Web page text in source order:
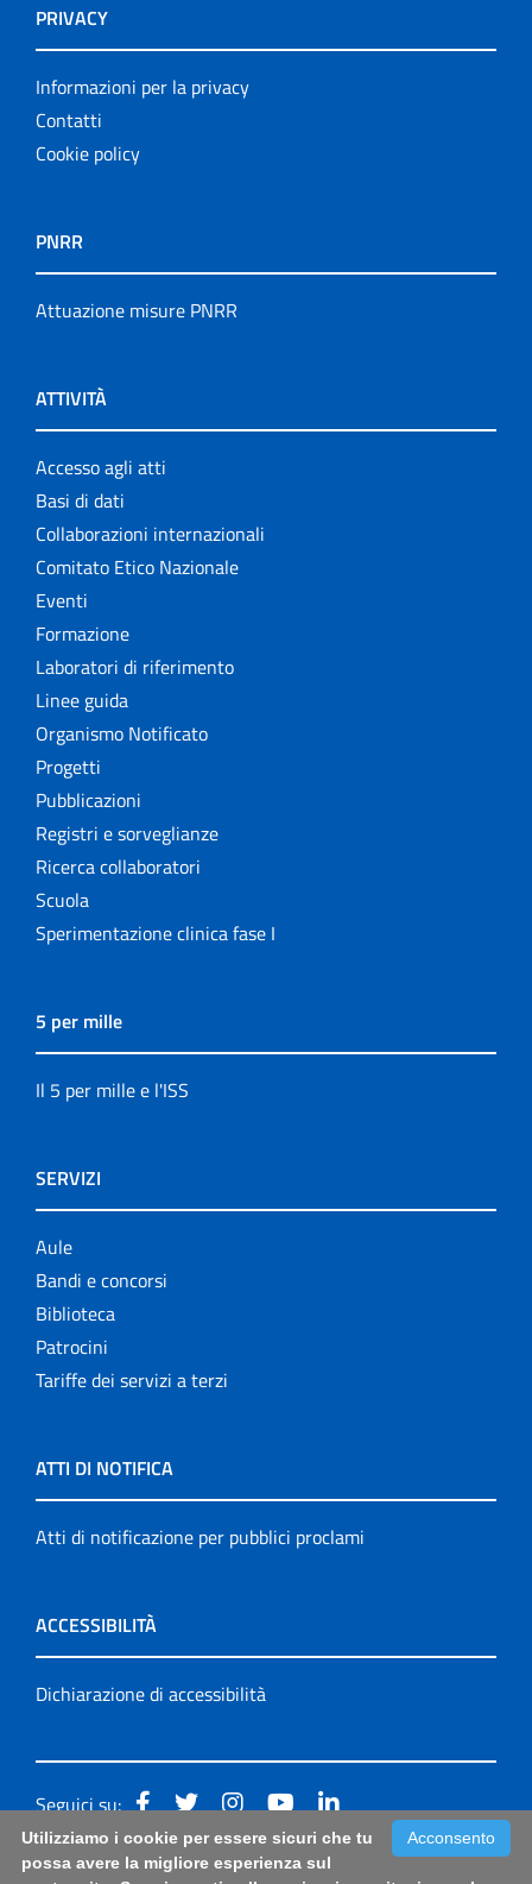
PRIVACY
Informazioni per la privacy
Contatti
Cookie policy
PNRR
Attuazione misure PNRR
ATTIVITÀ
Accesso agli atti
Basi di dati
Collaborazioni internazionali
Comitato Etico Nazionale
Eventi
Formazione
Laboratori di riferimento
Linee guida
Organismo Notificato
Progetti
Pubblicazioni
Registri e sorveglianze
Ricerca collaboratori
Scuola
Sperimentazione clinica fase I
5 per mille
Il 5 per mille e l'ISS
SERVIZI
Aule
Bandi e concorsi
Biblioteca
Patrocini
Tariffe dei servizi a terzi
ATTI DI NOTIFICA
Atti di notificazione per pubblici proclami
ACCESSIBILITÀ
Dichiarazione di accessibilità
Seguici su:
Accessibilità: form di segnalazione di prima istanza per
Acconsento
Utilizziamo i cookie per essere sicuri che tu
possa avere la migliore esperienza sul